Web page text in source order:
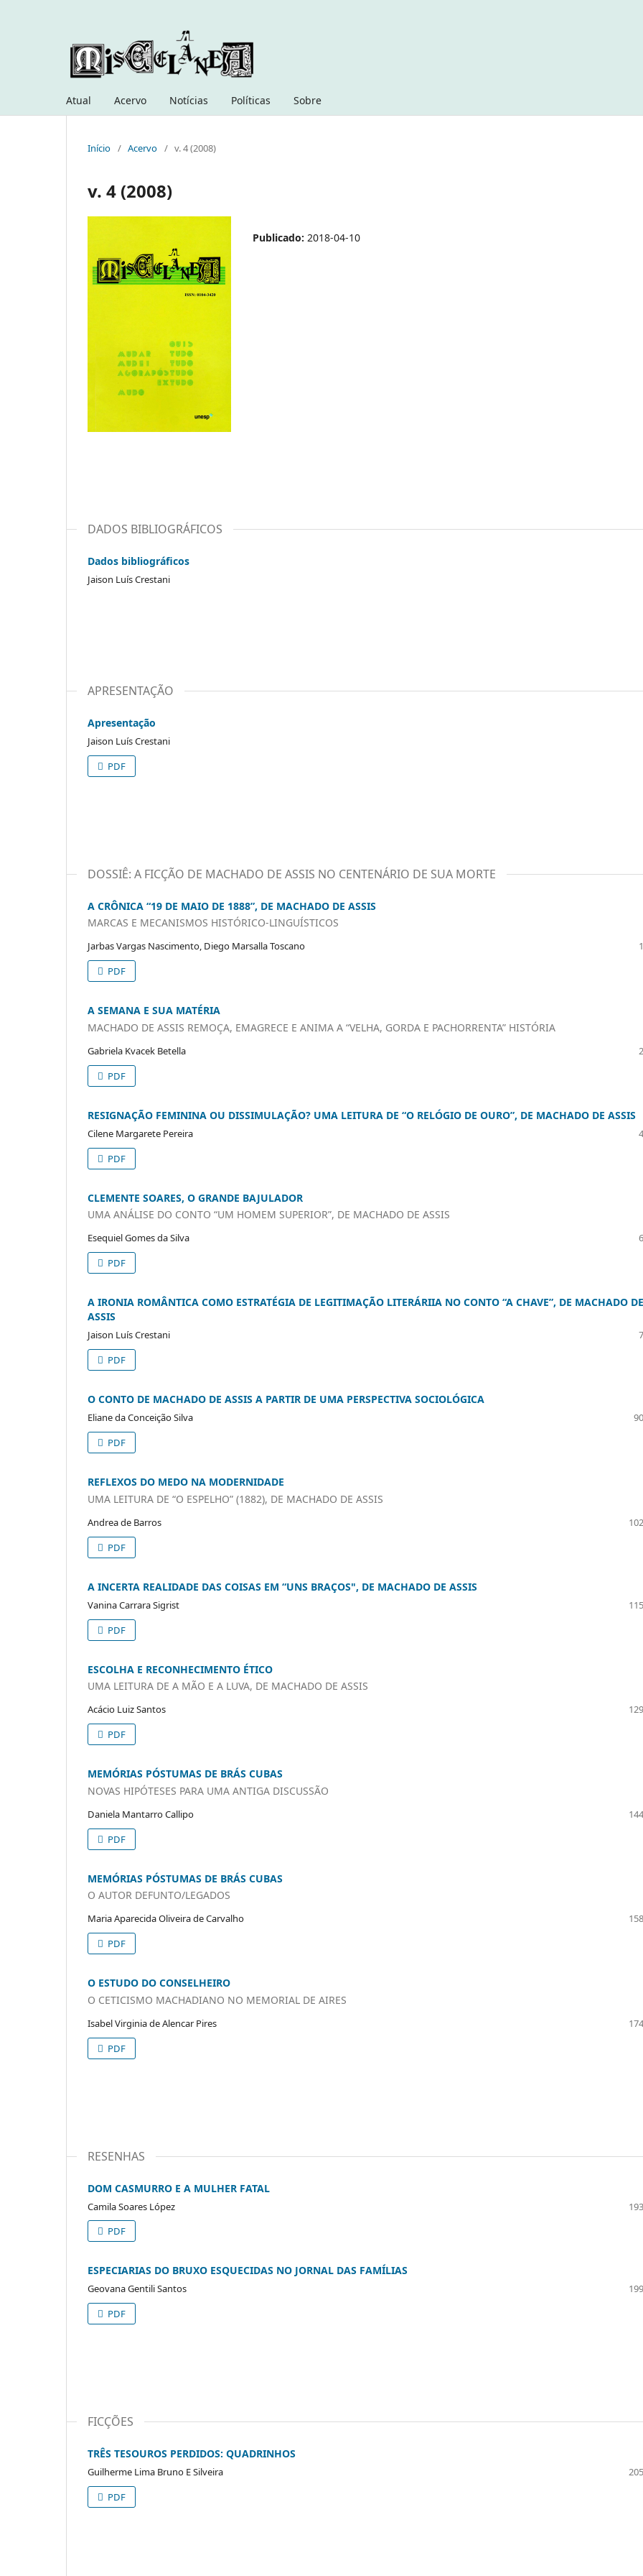
Atual Acervo Notícias Políticas Sobre
Início / Acervo / v. 4 (2008)
v. 4 (2008)
Publicado: 2018-04-10
DADOS BIBLIOGRÁFICOS
Dados bibliográficos
Jaison Luís Crestani
APRESENTAÇÃO
Apresentação
Jaison Luís Crestani
PDF
DOSSIÊ: A FICÇÃO DE MACHADO DE ASSIS NO CENTENÁRIO DE SUA MORTE
A CRÔNICA “19 DE MAIO DE 1888”, DE MACHADO DE ASSIS
MARCAS E MECANISMOS HISTÓRICO-LINGUÍSTICOS
Jarbas Vargas Nascimento, Diego Marsalla Toscano
PDF
A SEMANA E SUA MATÉRIA
MACHADO DE ASSIS REMOÇA, EMAGRECE E ANIMA A “VELHA, GORDA E PACHORRENTA” HISTÓRIA
Gabriela Kvacek Betella
PDF
RESIGNAÇÃO FEMININA OU DISSIMULAÇÃO? UMA LEITURA DE “O RELÓGIO DE OURO”, DE MACHADO DE ASSIS
Cilene Margarete Pereira
PDF
CLEMENTE SOARES, O GRANDE BAJULADOR
UMA ANÁLISE DO CONTO “UM HOMEM SUPERIOR”, DE MACHADO DE ASSIS
Esequiel Gomes da Silva
PDF
A IRONIA ROMÂNTICA COMO ESTRATÉGIA DE LEGITIMAÇÃO LITERÁRIIA NO CONTO “A CHAVE”, DE MACHADO DE
ASSIS
Jaison Luís Crestani
PDF
O CONTO DE MACHADO DE ASSIS A PARTIR DE UMA PERSPECTIVA SOCIOLÓGICA
Eliane da Conceição Silva
PDF
REFLEXOS DO MEDO NA MODERNIDADE
UMA LEITURA DE “O ESPELHO” (1882), DE MACHADO DE ASSIS
Andrea de Barros
PDF
A INCERTA REALIDADE DAS COISAS EM “UNS BRAÇOS", DE MACHADO DE ASSIS
Vanina Carrara Sigrist
PDF
ESCOLHA E RECONHECIMENTO ÉTICO
UMA LEITURA DE A MÃO E A LUVA, DE MACHADO DE ASSIS
Acácio Luiz Santos
PDF
MEMÓRIAS PÓSTUMAS DE BRÁS CUBAS
NOVAS HIPÓTESES PARA UMA ANTIGA DISCUSSÃO
Daniela Mantarro Callipo
PDF
MEMÓRIAS PÓSTUMAS DE BRÁS CUBAS
O AUTOR DEFUNTO/LEGADOS
Maria Aparecida Oliveira de Carvalho
PDF
O ESTUDO DO CONSELHEIRO
O CETICISMO MACHADIANO NO MEMORIAL DE AIRES
Isabel Virginia de Alencar Pires
PDF
RESENHAS
DOM CASMURRO E A MULHER FATAL
Camila Soares López
PDF
ESPECIARIAS DO BRUXO ESQUECIDAS NO JORNAL DAS FAMÍLIAS
Geovana Gentili Santos
PDF
FICÇÕES
TRÊS TESOUROS PERDIDOS: QUADRINHOS
Guilherme Lima Bruno E Silveira
PDF